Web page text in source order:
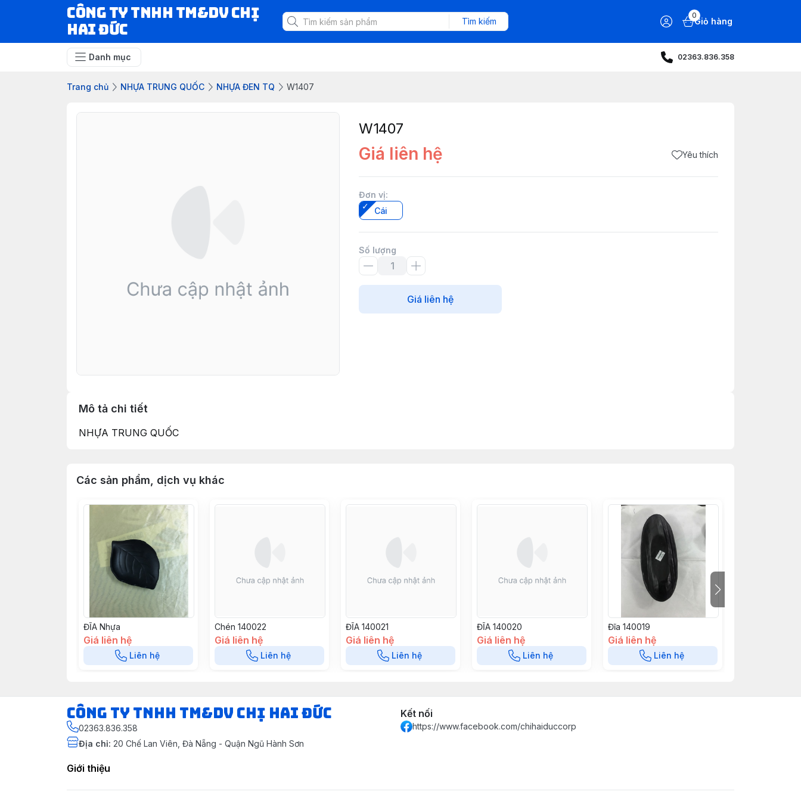
CÔNG TY TNHH TM&DV CHỊ
HAI ĐỨC
Tìm kiếm
0
Giỏ hàng
Danh mục 02363.836.358
Trang chủ NHỰA TRUNG QUỐC NHỰA ĐEN TQ W1407
W1407
Giá liên hệ Yêu thích
Đơn vị:
Cái
Số lượng
Giá liên hệ
Mô tả chi tiết
NHỰA TRUNG QUỐC
Các sản phẩm, dịch vụ khác
ĐĨA Nhựa
Giá liên hệ
Liên hệ
Chén 140022
Giá liên hệ
Liên hệ
ĐĨA 140021
Giá liên hệ
Liên hệ
ĐĨA 140020
Giá liên hệ
Liên hệ
Đĩa 140019
Giá liên hệ
Liên hệ
CÔNG TY TNHH TM&DV CHỊ HAI ĐỨC
02363.836.358
Địa chỉ: 20 Chế Lan Viên, Đà Nẵng - Quận Ngũ Hành Sơn
Kết nối
https://www.facebook.com/chihaiduccorp
Giới thiệu